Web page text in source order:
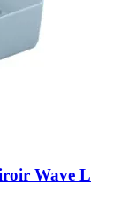
Wave L